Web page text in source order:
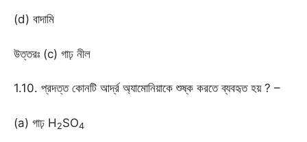
(d) বাদামি
উত্তরঃ (c) গাঢ় নীল
1.10. প্রদত্ত কোনটি আর্দ্র অ্যামোনিয়াকে শুষ্ক করতে ব্যবহৃত হয় ? –
(a) গাঢ় H 2SO4